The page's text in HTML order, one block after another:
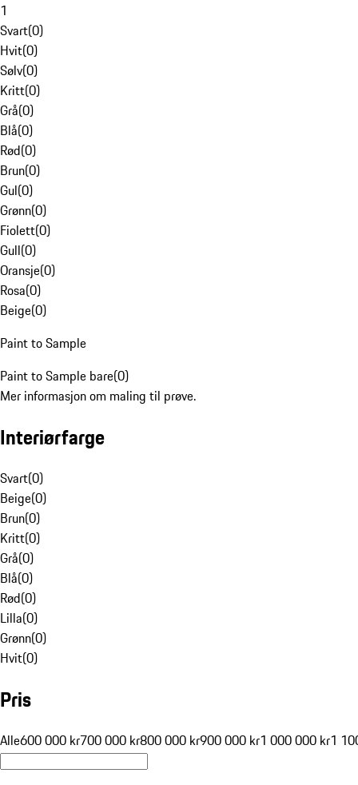
1
Svart(0)
Hvit(0)
Sølv(0)
Kritt(0)
Grå(0)
Blå(0)
Rød(0)
Brun(0)
Gul(0)
Grønn(0)
Fiolett(0)
Gull(0)
Oransje(0)
Rosa(0)
Beige(0)
Paint to Sample
Paint to Sample bare(0)
Mer informasjon om maling til prøve.
Interiørfarge
Svart(0)
Beige(0)
Brun(0)
Kritt(0)
Grå(0)
Blå(0)
Rød(0)
Lilla(0)
Grønn(0)
Hvit(0)
Pris
Alle600 000 kr700 000 kr800 000 kr900 000 kr1 000 000 kr1